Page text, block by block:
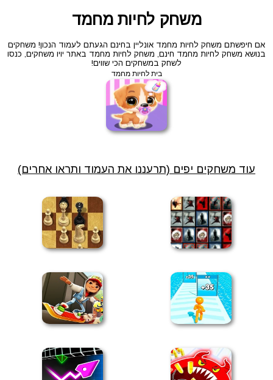
משחק לחיות מחמד
אם חיפשתם משחק לחיות מחמד אונליין בחינם הגעתם לעמוד הנכון! משחקים
בנושא משחק לחיות מחמד חינם, משחק לחיות מחמד באתר יויו משחקים, כנסו
לשחק במשחקים הכי שווים!
בית לחיות מחמד
עוד משחקים יפים (תרעננו את העמוד ותראו אחרים)